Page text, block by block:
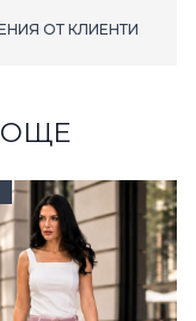
ОТ КЛИЕНТИ
ОЩЕ